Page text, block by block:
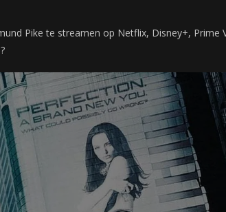
Pike te streamen op Netflix, Disney+, Prime